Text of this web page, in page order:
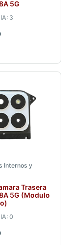
5G
3
Internos y
Trasera
5G (Modulo
0